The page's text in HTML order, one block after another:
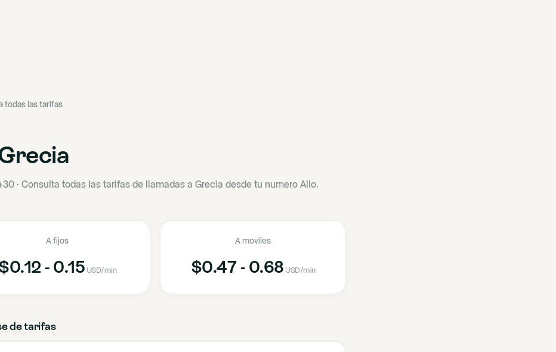
todas las tarifas
· Consulta todas las tarifas de llamadas a Grecia desde tu numero Allo.
A fijos
- 0.15 USD/min
A moviles
$0.47 - 0.68 USD/min
de tarifas